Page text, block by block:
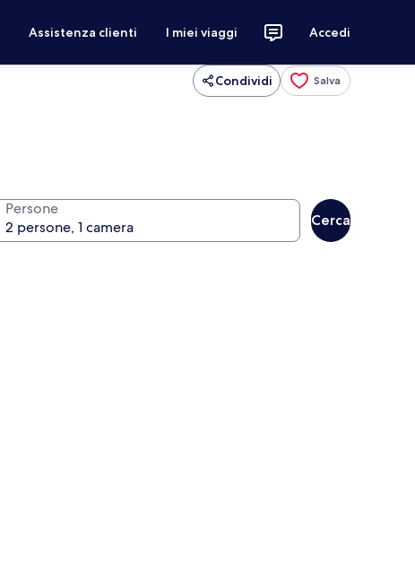
Assistenza clienti I miei viaggi Accedi
Condividi Salva
Persone
Cerca